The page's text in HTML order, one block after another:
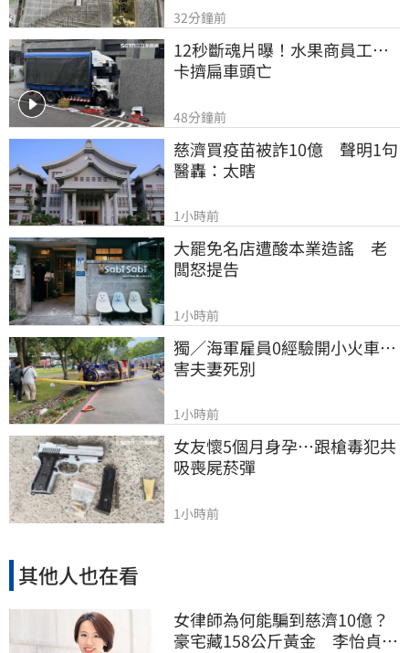
32分鐘前
12秒斷魂片曝！水果商員工…
卡擠扁車頭亡
48分鐘前
慈濟買疫苗被詐10億　聲明1句
醫轟：太瞎
1小時前
大罷免名店遭酸本業造謠　老
闆怒提告
1小時前
獨／海軍雇員0經驗開小火車…
害夫妻死別
1小時前
女友懷5個月身孕…跟槍毒犯共
吸喪屍菸彈
1小時前
其他人也在看
女律師為何能騙到慈濟10億？
豪宅藏158公斤黃金 李怡貞驚